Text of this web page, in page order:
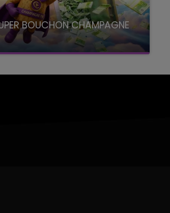
BOUCHON CHAMPAGNE
Famille Champagne FM, à 8H10